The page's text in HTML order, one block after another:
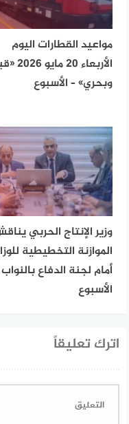
مواعيد القطارات اليوم
الأربعاء
وبحري» – الأسبوع
وزير الإنتاج الحربي
الموازنة التخطيطية
أمام لجنة الدفاع
الأسبوع
اترك تعليقاً